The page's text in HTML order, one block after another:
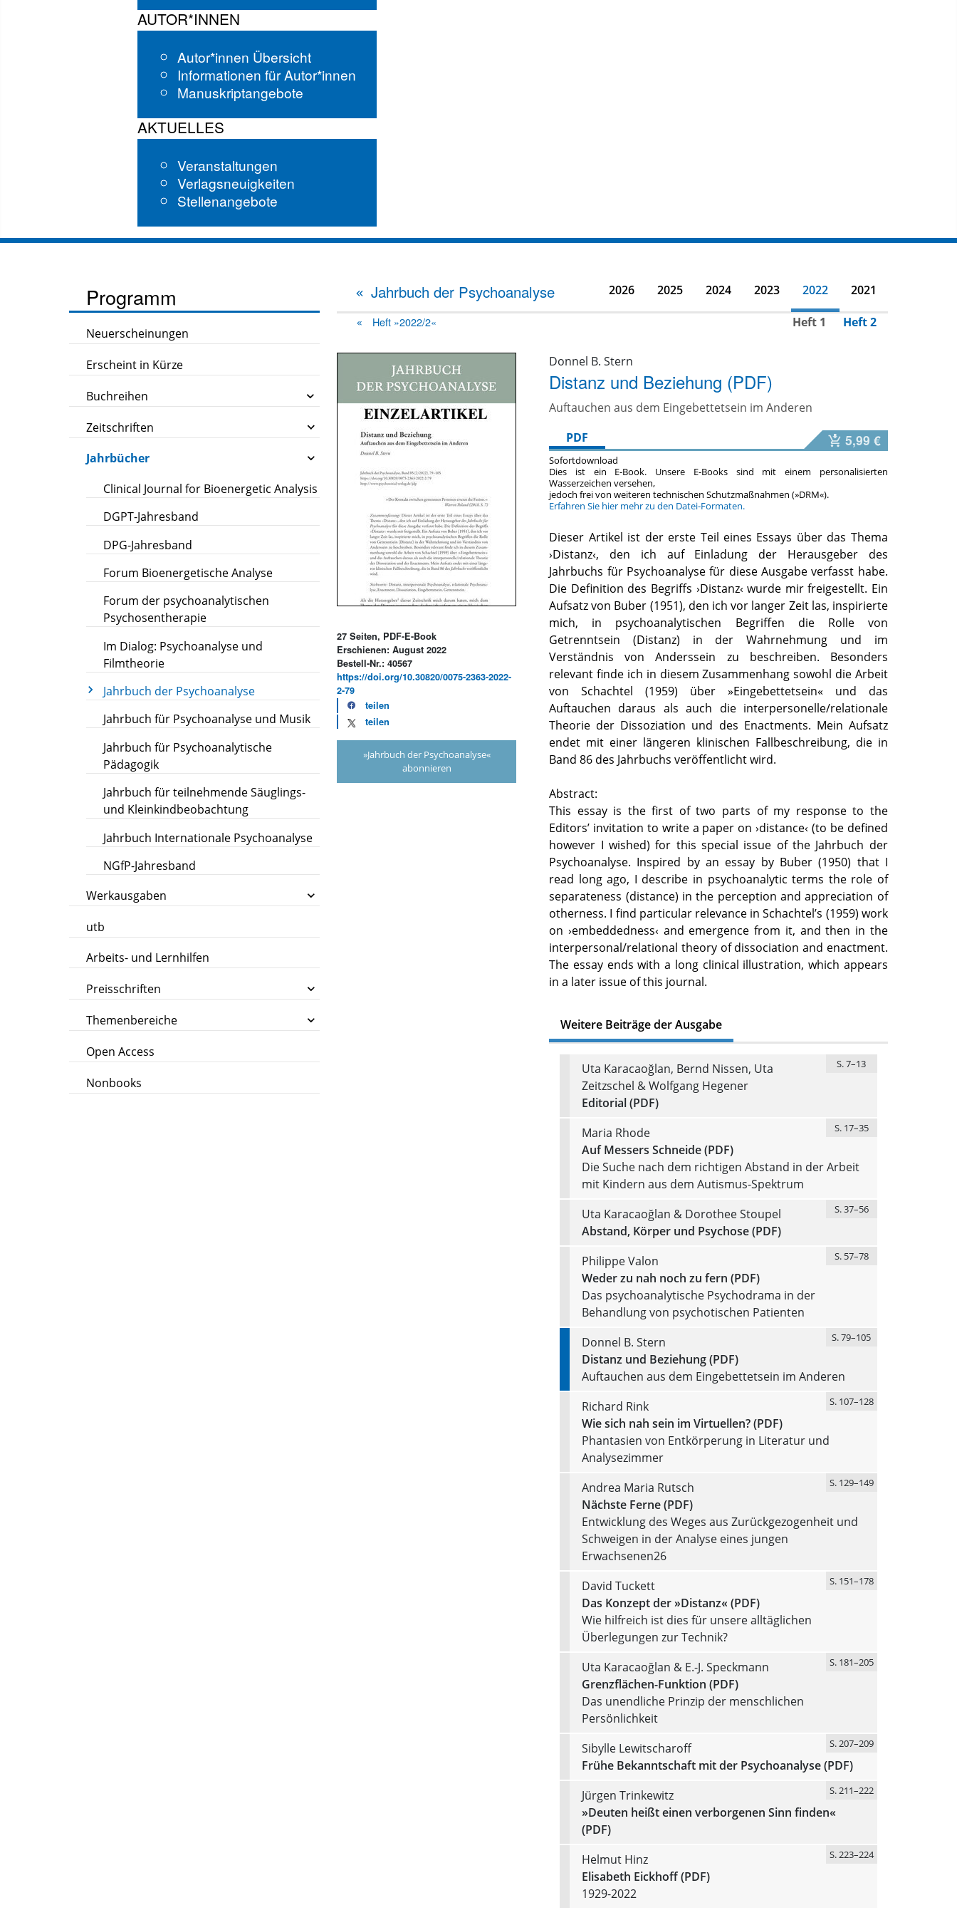
AUTOR*INNEN
Autor*innen Übersicht
Informationen für Autor*innen
Manuskriptangebote
AKTUELLES
Veranstaltungen
Verlagsneuigkeiten
Stellenangebote
Programm
Neuerscheinungen
Erscheint in Kürze
Buchreihen
Zeitschriften
Jahrbücher
Clinical Journal for Bioenergetic Analysis
DGPT-Jahresband
DPG-Jahresband
Forum Bioenergetische Analyse
Forum der psychoanalytischen
Psychosentherapie
Im Dialog: Psychoanalyse und
Filmtheorie
Jahrbuch der Psychoanalyse
Jahrbuch für Psychoanalyse und Musik
Jahrbuch für Psychoanalytische
Pädagogik
Jahrbuch für teilnehmende Säuglings-
und Kleinkindbeobachtung
Jahrbuch Internationale Psychoanalyse
NGfP-Jahresband
Werkausgaben
utb
Arbeits- und Lernhilfen
Preisschriften
Themenbereiche
Open Access
Nonbooks
Jahrbuch der Psychoanalyse 2026 2025 2024 2023 2022 2021
Heft »2022/2« Heft 1 Heft 2
27 Seiten, PDF-E-Book
Erschienen: August 2022
Bestell-Nr.: 40567
https://doi.org/10.30820/0075-2363-2022-
2-79
teilen
teilen
»Jahrbuch der Psychoanalyse«
abonnieren
Donnel B. Stern
Distanz und Beziehung (PDF)
Auftauchen aus dem Eingebettetsein im Anderen
PDF
5,99 €
Sofortdownload
Dies ist ein E-Book. Unsere E-Books sind mit einem personalisierten
Wasserzeichen versehen,
jedoch frei von weiteren technischen Schutzmaßnahmen (»DRM«).
Erfahren Sie hier mehr zu den Datei-Formaten.
Dieser Artikel ist der erste Teil eines Essays über das Thema
›Distanz‹, den ich auf Einladung der Herausgeber des
Jahrbuchs für Psychoanalyse für diese Ausgabe verfasst habe.
Die Definition des Begriffs ›Distanz‹ wurde mir freigestellt. Ein
Aufsatz von Buber (1951), den ich vor langer Zeit las, inspirierte
mich, in psychoanalytischen Begriffen die Rolle von
Getrenntsein (Distanz) in der Wahrnehmung und im
Verständnis von Anderssein zu beschreiben. Besonders
relevant finde ich in diesem Zusammenhang sowohl die Arbeit
von Schachtel (1959) über »Eingebettetsein« und das
Auftauchen daraus als auch die interpersonelle/relationale
Theorie der Dissoziation und des Enactments. Mein Aufsatz
endet mit einer längeren klinischen Fallbeschreibung, die in
Band 86 des Jahrbuchs veröffentlicht wird.
Abstract:
This essay is the first of two parts of my response to the
Editors’ invitation to write a paper on ›distance‹ (to be defined
however I wished) for this special issue of the Jahrbuch der
Psychoanalyse. Inspired by an essay by Buber (1950) that I
read long ago, I describe in psychoanalytic terms the role of
separateness (distance) in the perception and appreciation of
otherness. I find particular relevance in Schachtel’s (1959) work
on ›embeddedness‹ and emergence from it, and then in the
interpersonal/relational theory of dissociation and enactment.
The essay ends with a long clinical illustration, which appears
in a later issue of this journal.
Weitere Beiträge der Ausgabe
Uta Karacaoğlan, Bernd Nissen, Uta
Zeitzschel & Wolfgang Hegener
S. 7–13
Editorial (PDF)
Maria Rhode
S. 17–35
Auf Messers Schneide (PDF)
Die Suche nach dem richtigen Abstand in der Arbeit
mit Kindern aus dem Autismus-Spektrum
Uta Karacaoğlan & Dorothee Stoupel
S. 37–56
Abstand, Körper und Psychose (PDF)
Philippe Valon
S. 57–78
Weder zu nah noch zu fern (PDF)
Das psychoanalytische Psychodrama in der
Behandlung von psychotischen Patienten
Donnel B. Stern
S. 79–105
Distanz und Beziehung (PDF)
Auftauchen aus dem Eingebettetsein im Anderen
Richard Rink
S. 107–128
Wie sich nah sein im Virtuellen? (PDF)
Phantasien von Entkörperung in Literatur und
Analysezimmer
Andrea Maria Rutsch
S. 129–149
Nächste Ferne (PDF)
Entwicklung des Weges aus Zurückgezogenheit und
Schweigen in der Analyse eines jungen
Erwachsenen26
David Tuckett
S. 151–178
Das Konzept der »Distanz« (PDF)
Wie hilfreich ist dies für unsere alltäglichen
Überlegungen zur Technik?
Uta Karacaoğlan & E.-J. Speckmann
S. 181–205
Grenzflächen-Funktion (PDF)
Das unendliche Prinzip der menschlichen
Persönlichkeit
Sibylle Lewitscharoff
S. 207–209
Frühe Bekanntschaft mit der Psychoanalyse (PDF)
Jürgen Trinkewitz
S. 211–222
»Deuten heißt einen verborgenen Sinn finden«
(PDF)
Helmut Hinz
S. 223–224
Elisabeth Eickhoff (PDF)
1929-2022